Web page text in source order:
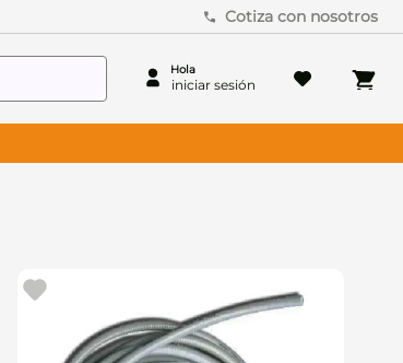
Cotiza con nosotros